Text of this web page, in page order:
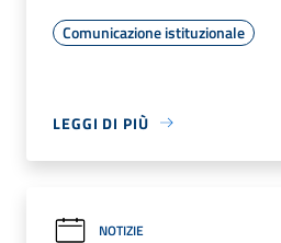
Comunicazione istituzionale
LEGGI DI PIÙ
NOTIZIE